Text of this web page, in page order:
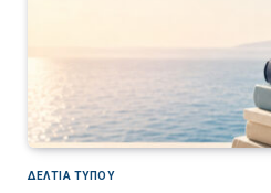
ΔΕΛΤΙΑ ΤΥΠΟΥ